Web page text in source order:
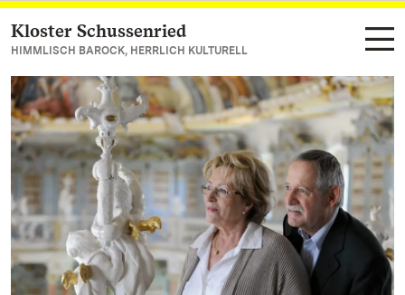
Zum Hauptinhalt springen
Kloster Schussenried
HIMMLISCH BAROCK, HERRLICH KULTURELL